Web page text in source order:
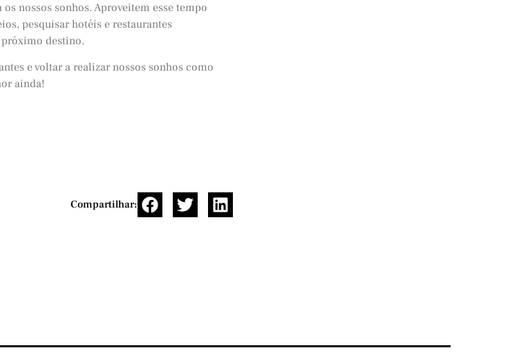
nossos sonhos. Aproveitem esse tempo
pesquisar hotéis e restaurantes
destino.
e voltar a realizar nossos sonhos como
ainda!
Compartilhar: